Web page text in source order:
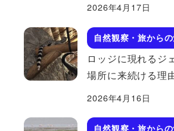
2026年4月17日
自然観察・旅から
ロッジに現れるジ
場所に来続ける理
2026年4月16日
自然観察・旅から